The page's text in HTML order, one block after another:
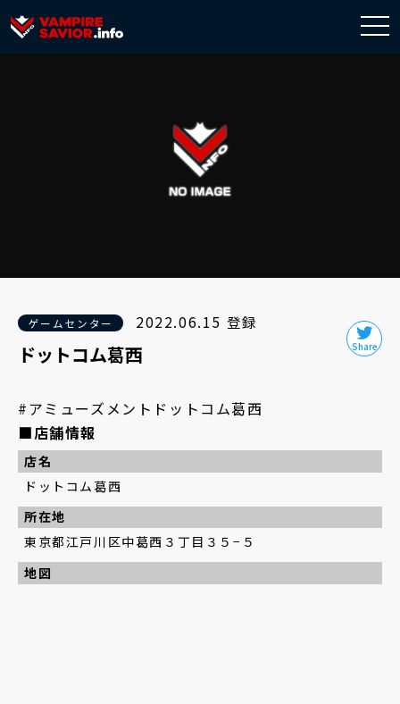
ゲームセンター 2022.06.15 登録
ドットコム葛西
#アミューズメントドットコム葛西
■店舗情報
店名
ドットコム葛西
所在地
東京都江戸川区中葛西３丁目３５−５
地図